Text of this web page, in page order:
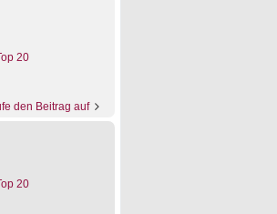
20
den Beitrag auf
20